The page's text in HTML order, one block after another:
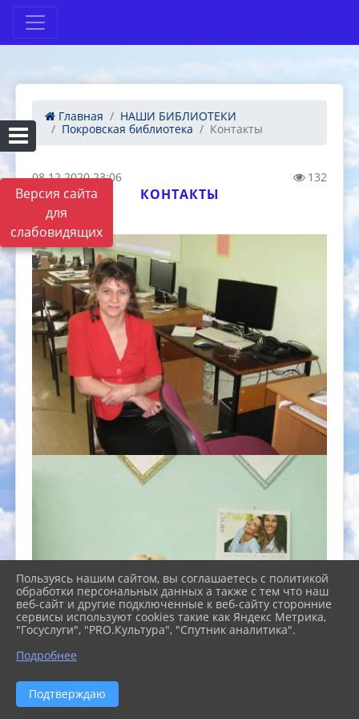
Версия сайта
для
слабовидящих
Главная
НАШИ БИБЛИОТЕКИ
Покровская библиотека
Контакты
08.12.2020 23:06 132
КОНТАКТЫ
Пользуясь нашим сайтом, вы соглашаетесь с политикой
обработки персональных данных а также с тем что наш
веб-сайт и другие подключенные к веб-сайту сторонние
сервисы используют cookies такие как Яндекс Метрика,
"Госуслуги", "PRO.Культура", "Спутник аналитика".
Подробнее
Подтверждаю